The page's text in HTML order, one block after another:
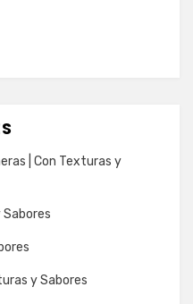
| Con Texturas y
Sabores
y Sabores